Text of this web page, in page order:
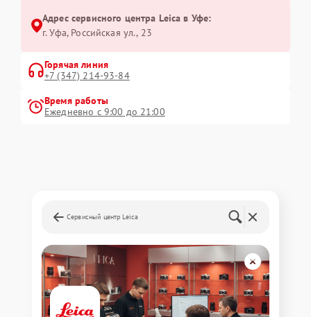
Адрес сервисного центра Leica в Уфе:
г. Уфа, Российская ул., 23
Горячая линия
+7 (347) 214-93-84
Время работы
Ежедневно с 9:00 до 21:00
Сервисный центр Leica